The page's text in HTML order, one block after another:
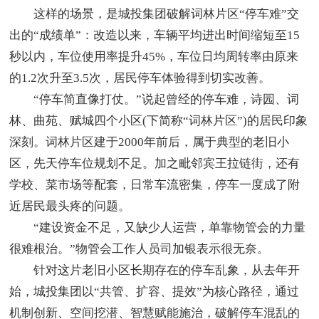
这样的场景，是城投集团破解词林片区“停车难”交
出的“成绩单”：改造以来，车辆平均进出时间缩短至15
秒以内，车位使用率提升45%，车位日均周转率由原来
的1.2次升至3.5次，居民停车体验得到切实改善。
“停车简直像打仗。”说起曾经的停车难，诗园、词
林、曲苑、赋城四个小区(下简称“词林片区”)的居民印象
深刻。词林片区建于2000年前后，属于典型的老旧小
区，先天停车位规划不足。加之毗邻宾王拉链街，还有
学校、菜市场等配套，日常车流密集，停车一度成了附
近居民最头疼的问题。
“建设资金不足，又缺少人运营，单靠物管会的力量
很难根治。”物管会工作人员司加银表示很无奈。
针对这片老旧小区长期存在的停车乱象，从去年开
始，城投集团以“共管、扩容、提效”为核心路径，通过
机制创新、空间挖潜、智慧赋能施治，破解停车混乱的